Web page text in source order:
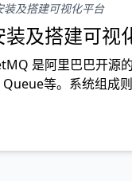
及搭建可视化平台
及搭建可视
是阿里巴巴开源
等。系统组